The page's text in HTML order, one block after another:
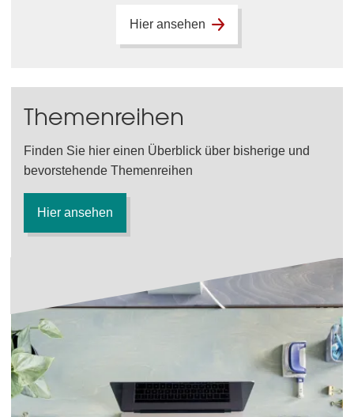
Hier ansehen
Themenreihen
Finden Sie hier einen Überblick über bisherige und
bevorstehende Themenreihen
Hier ansehen